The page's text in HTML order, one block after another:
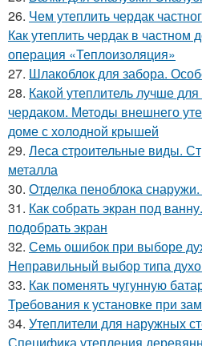
26. Чем утеплить чердак
Как утеплить чердак в
операция «Теплоизоляция»
27. Шлакоблок для забора.
28. Какой утеплитель лучше
чердаком. Методы внешнего
доме с холодной крышей
29. Леса строительные виды.
металла
30. Отделка пеноблока
31. Как собрать экран под
подобрать экран
32. Семь ошибок при выборе
Неправильный выбор типа
33. Как поменять чугунную
Требования к установке при
34. Утеплители для наружных